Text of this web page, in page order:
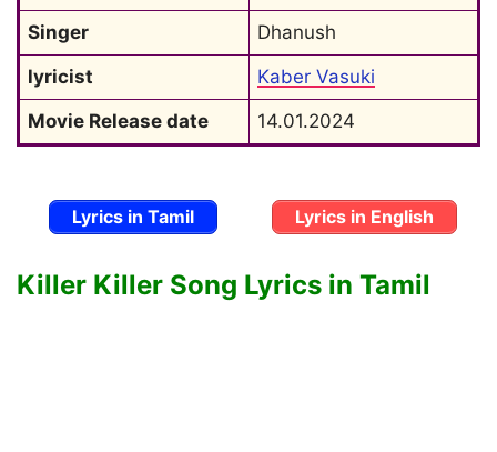
Singer
Dhanush
lyricist
Kaber Vasuki
Movie Release date
14.01.2024
Lyrics in Tamil Lyrics in English
Killer Killer Song Lyrics in Tamil